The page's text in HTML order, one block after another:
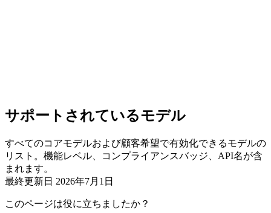
サポートされているモデル
すべてのコアモデルおよび顧客希望で有効化できるモデルの
リスト。機能レベル、コンプライアンスバッジ、API名が含
まれます。
最終更新日 2026年7月1日
このページは役に立ちましたか？